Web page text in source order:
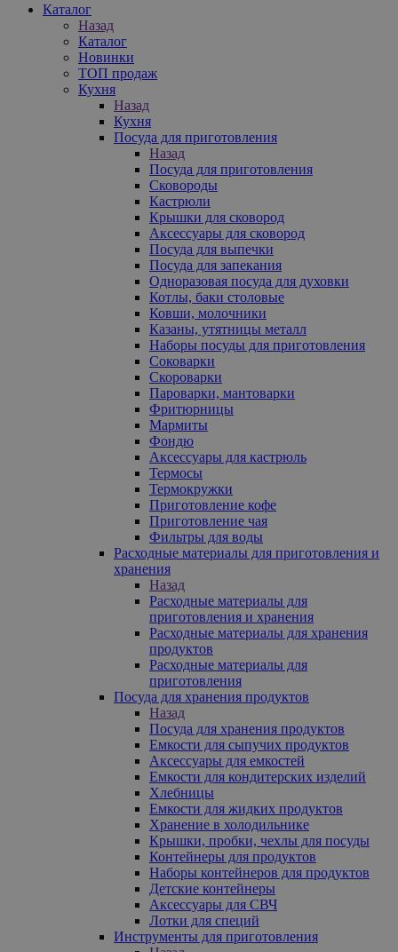
Каталог
Назад
Каталог
Новинки
ТОП продаж
Кухня
Назад
Кухня
Посуда для приготовления
Назад
Посуда для приготовления
Сковороды
Кастрюли
Крышки для сковород
Аксессуары для сковород
Посуда для выпечки
Посуда для запекания
Одноразовая посуда для духовки
Котлы, баки столовые
Ковши, молочники
Казаны, утятницы металл
Наборы посуды для приготовления
Соковарки
Скороварки
Пароварки, мантоварки
Фритюрницы
Мармиты
Фондю
Аксессуары для кастрюль
Термосы
Термокружки
Приготовление кофе
Приготовление чая
Фильтры для воды
Расходные материалы для приготовления и
хранения
Назад
Расходные материалы для
приготовления и хранения
Расходные материалы для хранения
продуктов
Расходные материалы для
приготовления
Посуда для хранения продуктов
Назад
Посуда для хранения продуктов
Емкости для сыпучих продуктов
Аксессуары для емкостей
Емкости для кондитерских изделий
Хлебницы
Емкости для жидких продуктов
Хранение в холодильнике
Крышки, пробки, чехлы для посуды
Контейнеры для продуктов
Наборы контейнеров для продуктов
Детские контейнеры
Аксессуары для СВЧ
Лотки для специй
Инструменты для приготовления